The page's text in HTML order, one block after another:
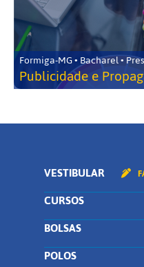
Formiga-MG • Bacharel •
Publicidade e
VESTIBULAR
CURSOS
BOLSAS
POLOS